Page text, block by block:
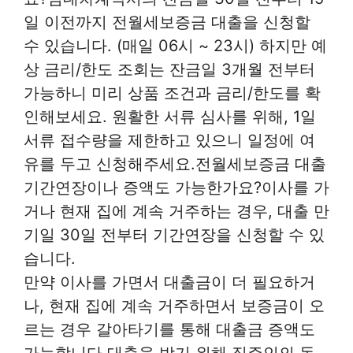
일 이전까지 전월세보증금 대출을 신청할
수 있습니다. (매일 06시 ~ 23시) 하지만 예
상 금리/한도 조회는 잔금일 3개월 전부터
가능하니 미리 상품 조건과 금리/한도를 확
인해보세요. 원활한 서류 심사를 위해, 1일
서류 접수량을 제한하고 있으니 일정에 여
유를 두고 신청해주세요.전월세보증금 대출
기간연장이나 증액도 가능한가요?이사를 가
거나 현재 집에 계속 거주하는 경우, 대출 만
기일 30일 전부터 기간연장을 신청할 수 있
습니다.
만약 이사를 가면서 대출금이 더 필요하거
나, 현재 집에 계속 거주하면서 보증금이 오
르는 경우 갈아타기를 통해 대출금 증액도